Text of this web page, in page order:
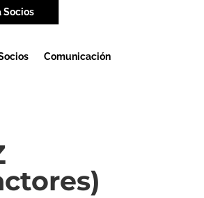
Socios
Comunicación